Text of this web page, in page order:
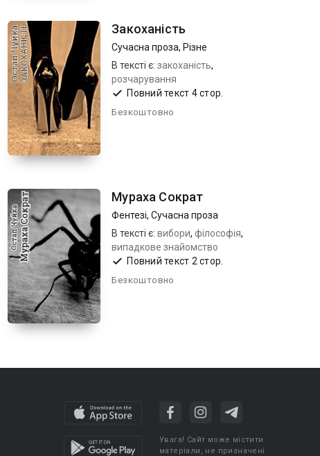
Закоханість
Сучасна проза, Різне
В тексті є:закоханість,
розчарування
Повний текст 4 стор.
Безкоштовно
Мураха Сократ
Фентезі,Сучасна проза
В тексті є:вибори,філософія,
випадкове знайомство
Повний текст 2 стор.
Безкоштовно
Увага! Сайт може містити
матеріали, не призначені